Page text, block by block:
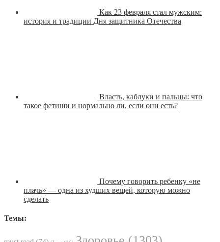
Как 23 февраля стал мужским:
история и традиции Дня защитника Отечества
Власть, каблуки и пальцы: что
такое фетиши и нормально ли, если они есть?
Почему говорить ребенку «не
плачь» — одна из худших вещей, которую можно
сделать
Темы: